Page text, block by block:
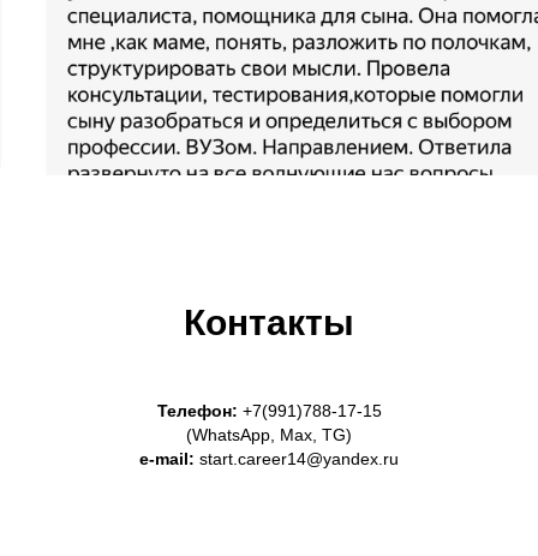
Контакты
Телефон: +7(991)788-17-15
(WhatsApp, Max, TG)
e-mail: start.career14@yandex.ru